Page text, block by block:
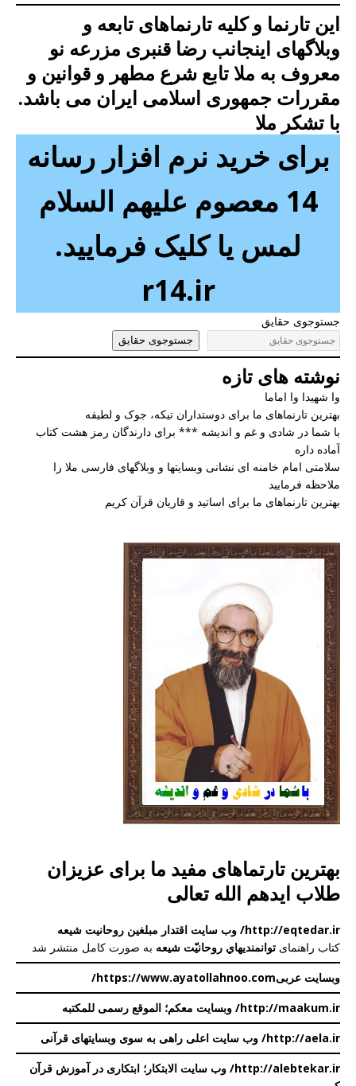
این تارنما و کلیه تارنماهای تابعه و
وبلاگهای اینجانب رضا قنبری مزرعه نو
معروف به ملا تابع شرع مطهر و قوانین و
مقررات جمهوری اسلامی ایران می باشد.
با تشکر ملا
برای خرید نرم افزار رسانه
14 معصوم علیهم السلام
لمس یا کلیک فرمایید.
r14.ir
جستوجوی حقایق
جستوجوی حقایق
نوشته های تازه
وا شهیدا وا اماما
بهترین تارنماهای ما برای دوستداران تیکه، جوک و لطیفه
با شما در شادی و غم و اندیشه *** برای دارندگان رمز هشت کتاب
آماده داره
سلامتی امام خامنه ای نشانی وبسایتها و وبلاگهای فارسی ملا را
ملاحظه فرمایید
بهترین تارنماهای ما برای اساتید و قاریان قرآن کریم
بهترین تارتماهای مفید ما برای عزیزان
طلاب ایدهم الله تعالی
http://eqtedar.ir/ وب سایت اقتدار مبلغین روحانیت شیعه
کتاب راهنمای توانمندیهاي روحانیّت شيعه به صورت کامل منتشر شد
وبسایت عربیhttps://www.ayatollahnoo.com/
http://maakum.ir/ وبسایت معکم؛ الموقع رسمی للمکتبه
http://aela.ir/ وب سایت اعلی راهی به سوی وبسایتهای قرآنی
http://alebtekar.ir/ وب سایت الابتکار؛ ابتکاری در آموزش قرآن